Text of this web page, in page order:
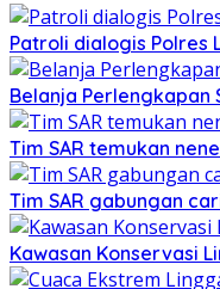
Patroli dialogis
Belanja Perlengkapan
Tim SAR temukan
Tim SAR gabungan
Kawasan Konservasi